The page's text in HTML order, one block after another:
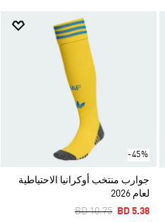
-45%
جوارب منتخب أوكرانيا الاحتياطية
لعام 2026
Price Reduced From
BD 10.75ToBD 5.38